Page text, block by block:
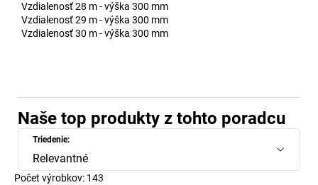
Vzdialenosť 28 m - výška 300 mm
Vzdialenosť 29 m - výška 300 mm
Vzdialenosť 30 m - výška 300 mm
Naše top produkty z tohto poradcu
Triedenie:
Relevantné
Počet výrobkov: 143